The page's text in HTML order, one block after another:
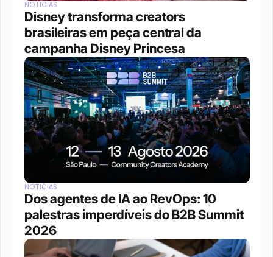
NOTÍCIAS
Disney transforma creators
brasileiras em peça central da
campanha Disney Princesa
NOTÍCIAS
Dos agentes de IA ao RevOps: 10
palestras imperdíveis do B2B Summit
2026